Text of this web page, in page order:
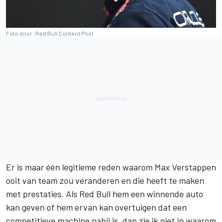
Foto door: Red Bull Content Pool
Er is maar één legitieme reden waarom Max Verstappen
ooit van team zou veranderen en die heeft te maken
met prestaties. Als Red Bull hem een winnende auto
kan geven of hem ervan kan overtuigen dat een